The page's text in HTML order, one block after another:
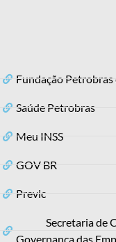
Fundação Petrobras
Saúde Petrobras
Meu INSS
GOV BR
Previc
Secretaria de
Governança das